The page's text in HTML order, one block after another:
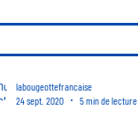
labougeottefrancaise
24 sept. 2020
5 min de lecture